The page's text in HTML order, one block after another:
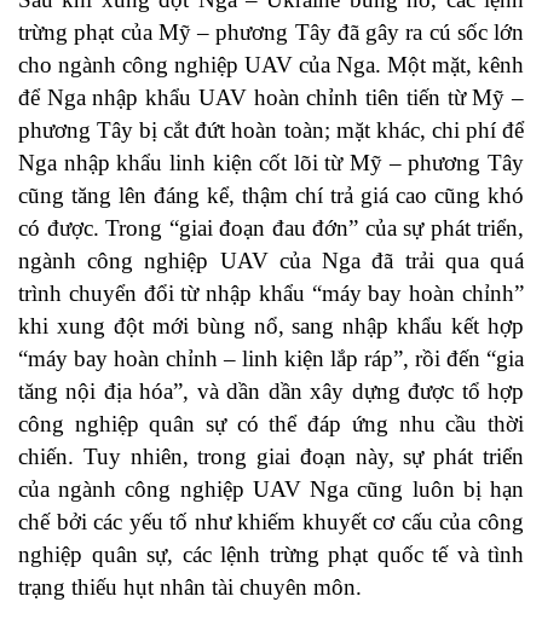
trừng phạt của Mỹ – phương Tây đã gây ra cú sốc lớn
cho ngành công nghiệp UAV của Nga. Một mặt, kênh
để Nga nhập khẩu UAV hoàn chỉnh tiên tiến từ Mỹ –
phương Tây bị cắt đứt hoàn toàn; mặt khác, chi phí để
Nga nhập khẩu linh kiện cốt lõi từ Mỹ – phương Tây
cũng tăng lên đáng kể, thậm chí trả giá cao cũng khó
có được. Trong “giai đoạn đau đớn” của sự phát triển,
ngành công nghiệp UAV của Nga đã trải qua quá
trình chuyển đổi từ nhập khẩu “máy bay hoàn chỉnh”
khi xung đột mới bùng nổ, sang nhập khẩu kết hợp
“máy bay hoàn chỉnh – linh kiện lắp ráp”, rồi đến “gia
tăng nội địa hóa”, và dần dần xây dựng được tổ hợp
công nghiệp quân sự có thể đáp ứng nhu cầu thời
chiến. Tuy nhiên, trong giai đoạn này, sự phát triển
của ngành công nghiệp UAV Nga cũng luôn bị hạn
chế bởi các yếu tố như khiếm khuyết cơ cấu của công
nghiệp quân sự, các lệnh trừng phạt quốc tế và tình
trạng thiếu hụt nhân tài chuyên môn.